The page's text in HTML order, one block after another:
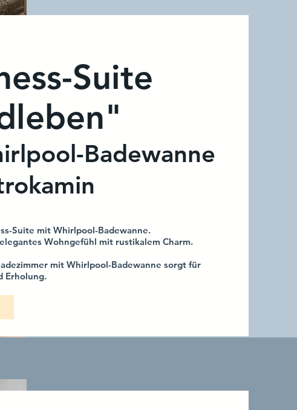
Suite
Badewanne
Suite mit Whirlpool-Badewanne.
Wohngefühl mit rustikalem Charm.
mit Whirlpool-Badewanne sorgt für
Erholung.